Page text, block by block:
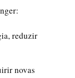
reduzir
novas